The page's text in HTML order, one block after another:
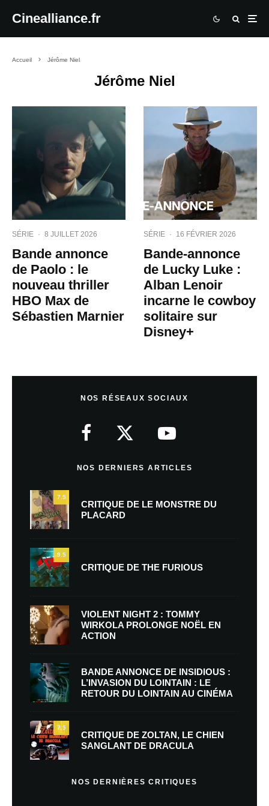
Cinealliance.fr
Accueil Jérôme Niel
Jérôme Niel
SÉRIE · 8 JUILLET 2026
Bande annonce
de Paolo : le
nouveau thriller
HBO Max de
Sébastien Marnier
SÉRIE · 16 FÉVRIER 2026
Bande-annonce
de Lucky Luke :
Alban Lenoir
incarne le cowboy
solitaire sur
Disney+
NOS RÉSEAUX SOCIAUX
NOS DERNIERS ARTICLES
7.5
CRITIQUE DE LE MONSTRE DU
PLACARD
9.5
CRITIQUE DE THE FURIOUS
VIOLENT NIGHT 2 : TOMMY
WIRKOLA PROLONGE NOËL EN
ACTION
BANDE ANNONCE DE INSIDIOUS :
L’INVASION DU LOINTAIN : LE
RETOUR DU LOINTAIN AU CINÉMA
7.5
CRITIQUE DE ZOLTAN, LE CHIEN
SANGLANT DE DRACULA
NOS DERNIÈRES CRITIQUES